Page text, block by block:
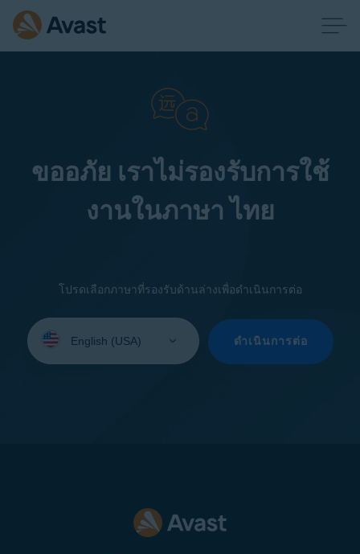
ขออภัย เราไม่รองรับการใช้
งานในภาษา ไทย
โปรดเลือกภาษาที่รองรับด้านล่างเพื่อดำเนินการต่อ
your
ดำเนินการต่อ